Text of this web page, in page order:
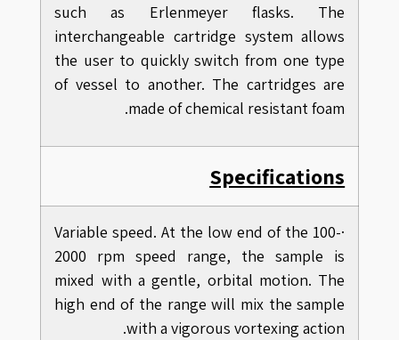
such as Erlenmeyer flasks. The
interchangeable cartridge system allows
the user to quickly switch from one type
of vessel to another. The cartridges are
made of chemical resistant foam.
Specifications
·Variable speed. At the low end of the 100-
2000 rpm speed range, the sample is
mixed with a gentle, orbital motion. The
high end of the range will mix the sample
with a vigorous vortexing action.